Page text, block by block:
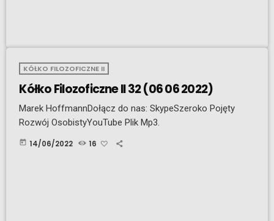
KÓŁKO FILOZOFICZNE II
Kółko Filozoficzne II 32 (06 06 2022)
Marek HoffmannDołącz do nas: SkypeSzeroko Pojęty
Rozwój OsobistyYouTube Plik Mp3.
today 14/06/2022 16